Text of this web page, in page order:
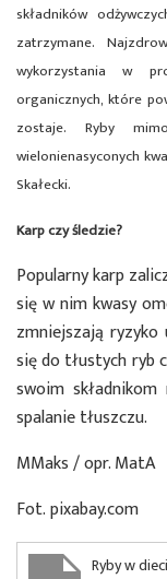
składników
zatrzymane.
wykorzystania w
organicznych, które
zostaje. Ryby
wielonienasyconych
Skałecki.
Karp czy śledzie?
Popularny karp
się w nim kwasy
zmniejszają ryzyko
się do tłustych ryb
swoim
spalanie tłuszczu.
MMaks / opr. MatA
Fot. pixabay.com
Ryby w